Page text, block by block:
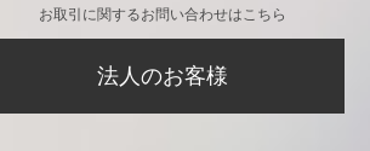
お取引に関するお問い合わせはこちら
法人のお客様